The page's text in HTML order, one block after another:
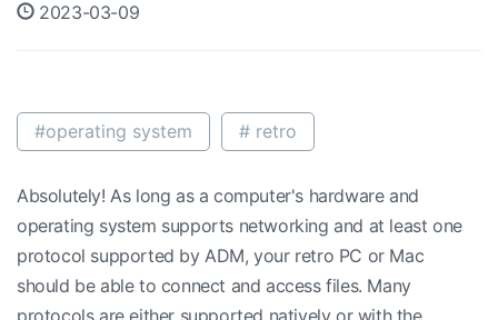
2023-03-09
#operating system # retro
Absolutely! As long as a computer's hardware and
operating system supports networking and at least one
protocol supported by ADM, your retro PC or Mac
should be able to connect and access files. Many